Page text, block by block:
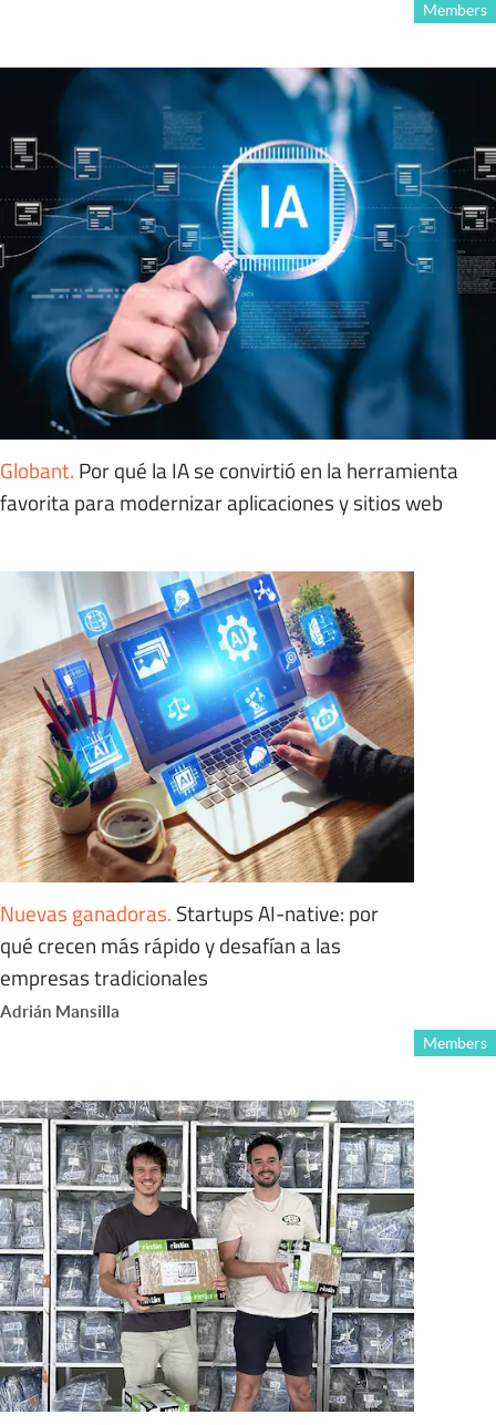
Members
Globant. Por qué la IA se convirtió en la herramienta
favorita para modernizar aplicaciones y sitios web
Nuevas ganadoras. Startups AI-native: por
qué crecen más rápido y desafían a las
empresas tradicionales
Adrián Mansilla
Members